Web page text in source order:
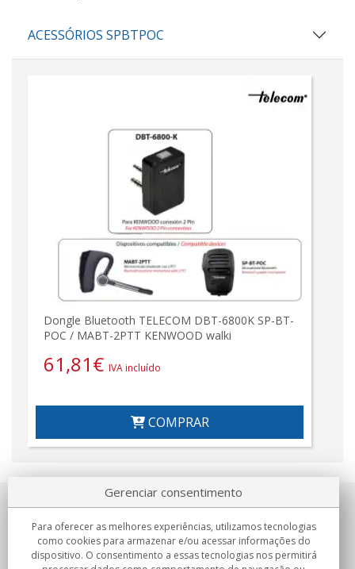
ACESSÓRIOS SPBTPOC
Dongle Bluetooth TELECOM DBT-6800K SP-BT-
POC / MABT-2PTT KENWOOD walki
61,81€ IVA incluído
COMPRAR
Sobre nosotros
Compromissos
Gerenciar consentimento
Para oferecer as melhores experiências, utilizamos tecnologias
como cookies para armazenar e/ou acessar informações do
dispositivo. O consentimento a essas tecnologias nos permitirá